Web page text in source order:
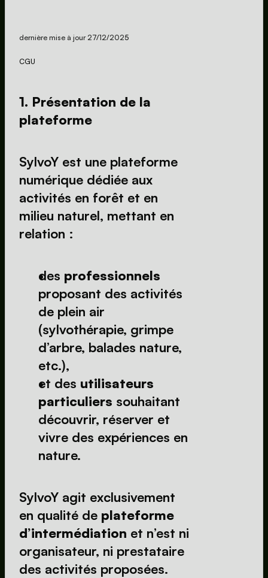
dernière mise à jour 27/12/2025
CGU
1. Présentation de la
plateforme
SylvoY est une plateforme
numérique dédiée aux
activités en forêt et en
milieu naturel, mettant en
relation :
des professionnels
proposant des activités
de plein air
(sylvothérapie, grimpe
d’arbre, balades nature,
etc.),
et des utilisateurs
particuliers souhaitant
découvrir, réserver et
vivre des expériences en
nature.
SylvoY agit exclusivement
en qualité de plateforme
d’intermédiation et n’est ni
organisateur, ni prestataire
des activités proposées.